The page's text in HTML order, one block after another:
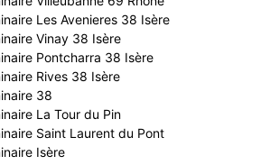
Les Avenieres 38 Isère
Vinay 38 Isère
Pontcharra 38 Isère
Rives 38 Isère
38
La Tour du Pin
Saint Laurent du Pont
Isère